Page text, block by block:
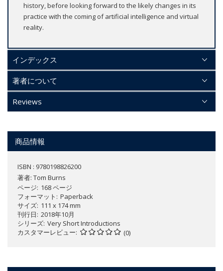
history, before looking forward to the likely changes in its
practice with the coming of artificial intelligence and virtual
reality.
インデックス
著者について
Reviews
商品情報
ISBN : 9780198826200
著者: Tom Burns
ページ 168 ページ
フォーマット
Paperback
サイズ 111 x 174 mm
刊行日 2018年10月
シリーズ Very Short Introductions
カスタマーレビュー
(0)